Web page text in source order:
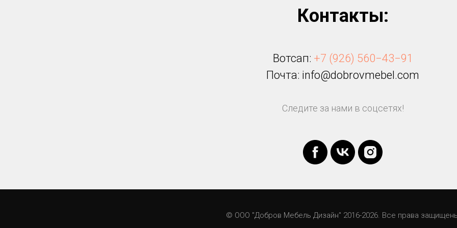
Контакты:
Вотсап: +7 (926) 560−43−91
Почта: info@dobrovmebel.com
Следите за нами в соцсетях!
© ООО "Добров Мебель Дизайн" 2016-2026. Все права